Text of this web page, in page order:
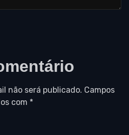
não será publicado. Campos
com *